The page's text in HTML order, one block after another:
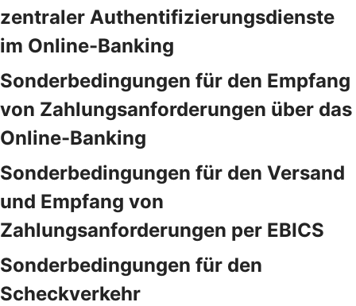
zentraler Authentifizierungsdienste
im Online-Banking
Sonderbedingungen für den Empfang
von Zahlungsanforderungen über das
Online-Banking
Sonderbedingungen für den Versand
und Empfang von
Zahlungsanforderungen per EBICS
Sonderbedingungen für den
Scheckverkehr